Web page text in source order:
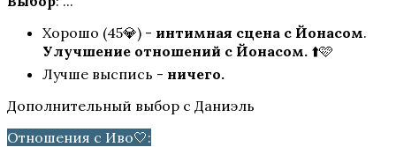
Сердце Треспии
Хорошо (45💎) - интимная сцена с Йонасом.
Улучшение отношений с Йонасом. ⬆️🩷
Лучше выспись - ничего.
Дополнительный выбор с Даниэль
Отношения с Иво🤍: